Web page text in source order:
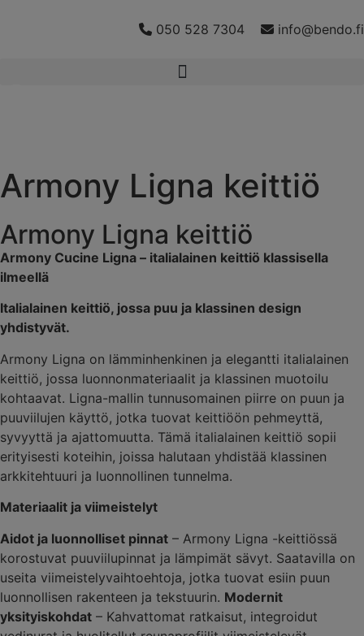
050 528 7304 info@bendo.fi
Armony Ligna keittiö
Armony Ligna keittiö
Armony Cucine Ligna – italialainen keittiö klassisella
ilmeellä
Italialainen keittiö, jossa puu ja klassinen design
yhdistyvät.
Armony Ligna on lämminhenkinen ja elegantti italialainen
keittiö, jossa luonnonmateriaalit ja klassinen muotoilu
kohtaavat. Ligna-mallin tunnusomainen piirre on puun ja
puuviilujen käyttö, jotka tuovat keittiöön pehmeyttä,
syvyyttä ja ajattomuutta. Tämä italialainen keittiö sopii
erityisesti koteihin, joissa halutaan yhdistää klassinen
arkkitehtuuri ja luonnollinen tunnelma.
Materiaalit ja viimeistelyt
Aidot ja luonnolliset pinnat – Armony Ligna -keittiössä
korostuvat puuviilupinnat ja lämpimät sävyt. Saatavilla on
useita viimeistelyvaihtoehtoja, jotka tuovat esiin puun
luonnollisen rakenteen ja tekstuurin. Modernit
yksityiskohdat – Kahvattomat ratkaisut, integroidut